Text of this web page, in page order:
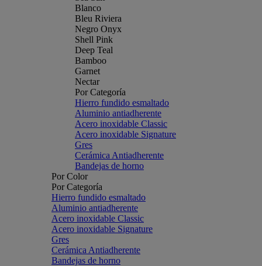
Blanco
Bleu Riviera
Negro Onyx
Shell Pink
Deep Teal
Bamboo
Garnet
Nectar
Por Categoría
Hierro fundido esmaltado
Aluminio antiadherente
Acero inoxidable Classic
Acero inoxidable Signature
Gres
Cerámica Antiadherente
Bandejas de horno
Por Color
Por Categoría
Hierro fundido esmaltado
Aluminio antiadherente
Acero inoxidable Classic
Acero inoxidable Signature
Gres
Cerámica Antiadherente
Bandejas de horno